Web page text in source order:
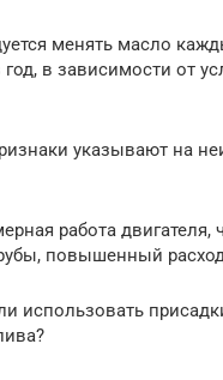
менять масло
в зависимости от
указывают на
работа
повышенный
использовать